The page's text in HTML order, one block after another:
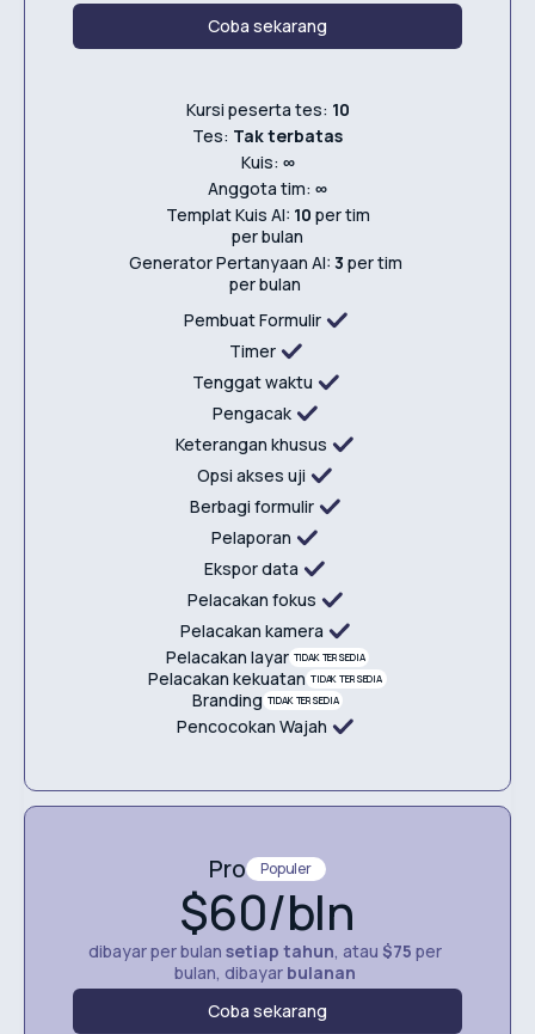
Coba sekarang
Kursi peserta tes: 10
Tes: Tak terbatas
Kuis: ∞
Anggota tim: ∞
Templat Kuis AI: 10 per tim
per bulan
Generator Pertanyaan AI: 3 per tim
per bulan
Pembuat Formulir
Timer
Tenggat waktu
Pengacak
Keterangan khusus
Opsi akses uji
Berbagi formulir
Pelaporan
Ekspor data
Pelacakan fokus
Pelacakan kamera
Pelacakan layar TIDAK TERSEDIA
Pelacakan kekuatan TIDAK TERSEDIA
Branding TIDAK TERSEDIA
Pencocokan Wajah
Pro Populer
$60/bln
dibayar per bulansetiap tahun, atau $75per
bulan, dibayar bulanan
Coba sekarang